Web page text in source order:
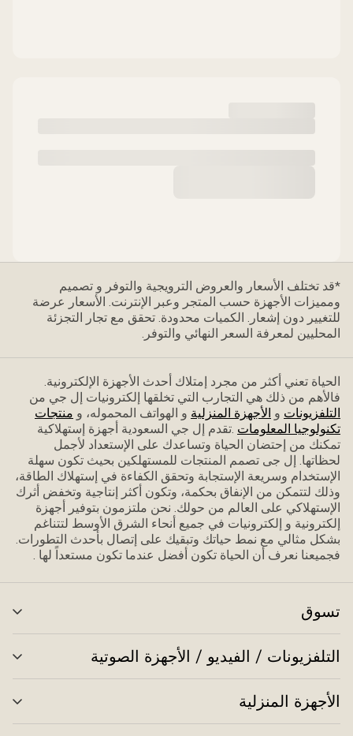
*قد تختلف الأسعار والعروض الترويجية والتوفر و تصميم
ومميزات الأجهزة حسب المتجر وعبر الإنترنت. الأسعار عرضة
للتغيير دون إشعار. الكميات محدودة. تحقق مع تجار التجزئة
المحليين لمعرفة السعر النهائي والتوفر.
الحياة تعني أكثر من مجرد إمتلاك أحدث الأجهزة الإلكترونية.
فاﻷهم من ذلك هي التجارب التي تخلقها إلكترونيات إل جي من
التلفزيونات و الأجهزة المنزلية و الهواتف المحموله، و منتجات
تكنولوجيا المعلومات .تقدم إل جي السعودية أجهزة إستهلاكية
تمكنك من إحتضان الحياة وتساعدك على الإستعداد ﻷجمل
لحظاتها. إل جى تصمم المنتجات للمستهلكين بحيث تكون سهلة
الإستخدام وسريعة الإستجابة وتحقق الكفاءة في إستهلاك الطاقة،
وذلك لتتمكن من الإنفاق بحكمة، وتكون أكثر إنتاجية وتخفض أثرك
الإستهلاكي على العالم من حولك. نحن ملتزمون بتوفير أجهزة
إلكترونية و إلكترونيات في جميع أنحاء الشرق الأوسط لتتناغم
بشكل مثالي مع نمط حياتك وتبقيك على إتصال بأحدث التطورات.
فجميعنا نعرف أن الحياة تكون أفضل عندما تكون مستعداً لها .
تسوق
التلفزيونات / الفيديو / الأجهزة الصوتية
الأجهزة المنزلية